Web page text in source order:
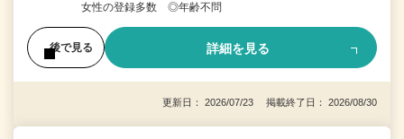
女性の登録多数 ◎年齢不問
後で見る 詳細を見る
更新日： 2026/07/23 掲載終了日： 2026/08/30